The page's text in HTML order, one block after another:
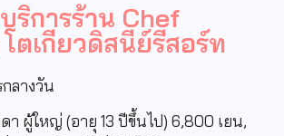
ริการร้าน Chef
ตเกียวดิสนีย์รีสอร์ท
ลางวัน
า ผู้ใหญ่ (อายุ 13 ปีขึ้นไป) 6,800 เยน,